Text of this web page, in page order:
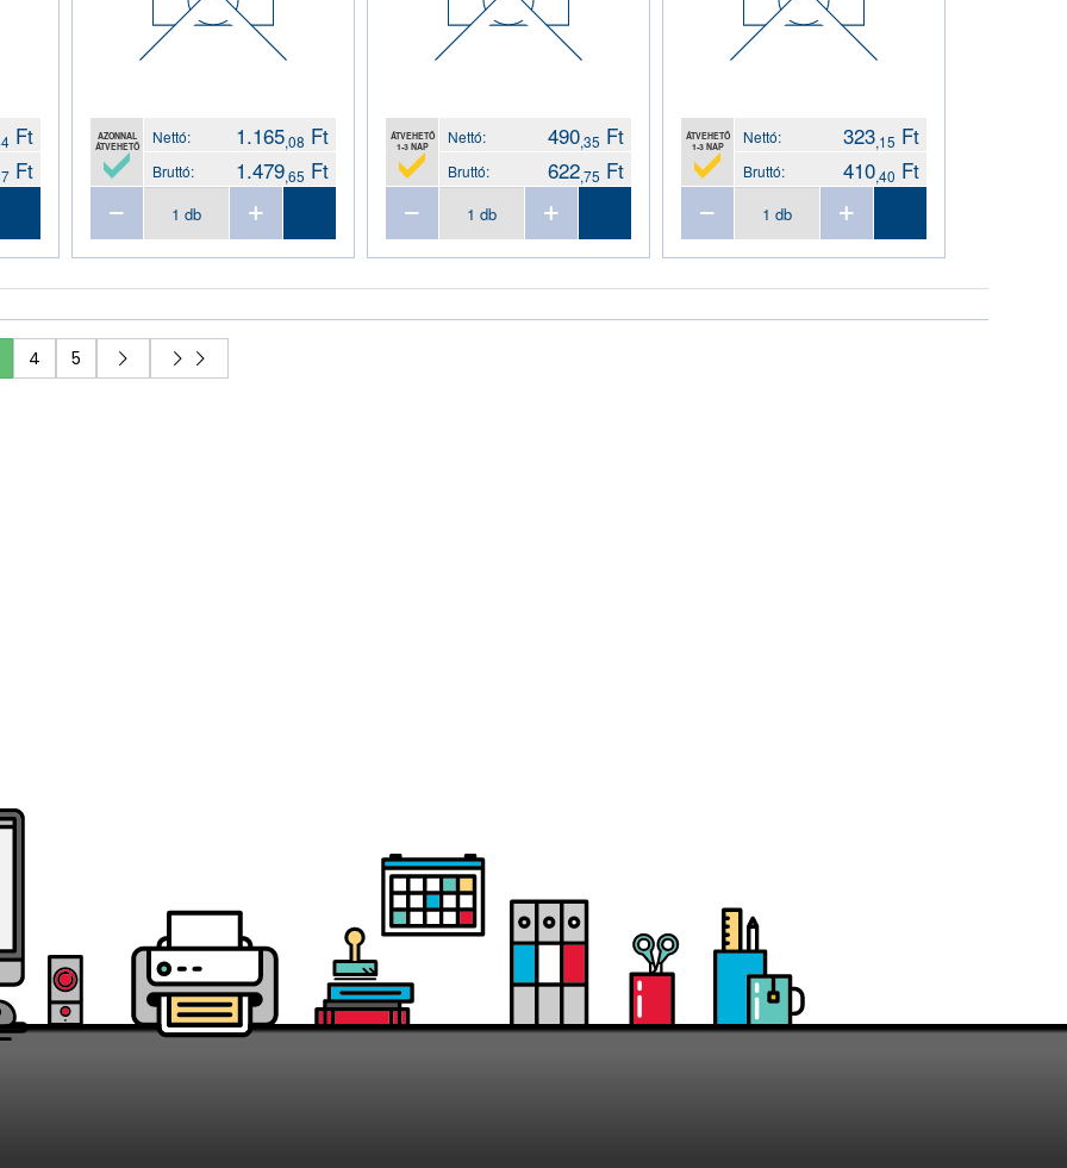
Ft
Ft
AZONNAL
ÁTVEHETŐ
Nettó: 1.165,08 Ft
Bruttó: 1.479,65 Ft
ÁTVEHETŐ
1-3 NAP
Nettó: 490,35 Ft
Bruttó: 622,75 Ft
ÁTVEHETŐ
1-3 NAP
Nettó: 323,15 Ft
Bruttó: 410,40 Ft
4 5